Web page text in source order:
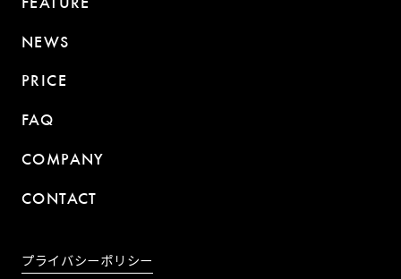
FEATURE
NEWS
PRICE
FAQ
COMPANY
CONTACT
プライバシーポリシー